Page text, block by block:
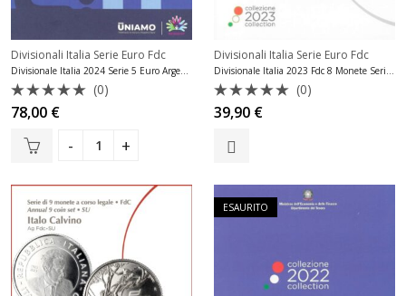
Divisionali Italia Serie Euro Fdc
Divisionale Italia 2024 Serie 5 Euro Argento Malattie Rare
Valutato
0
su
(0)
78,00 €
Divisionali Italia Serie Euro Fdc
Divisionale Italia 2023 Fdc 8 Monete Serie Fior di Conio
Valutato
0
su
(0)
39,90 €
ESAURITO